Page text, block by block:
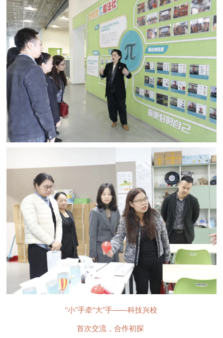
“小”手牵“大”手——科技兴校
首次交流，合作初探